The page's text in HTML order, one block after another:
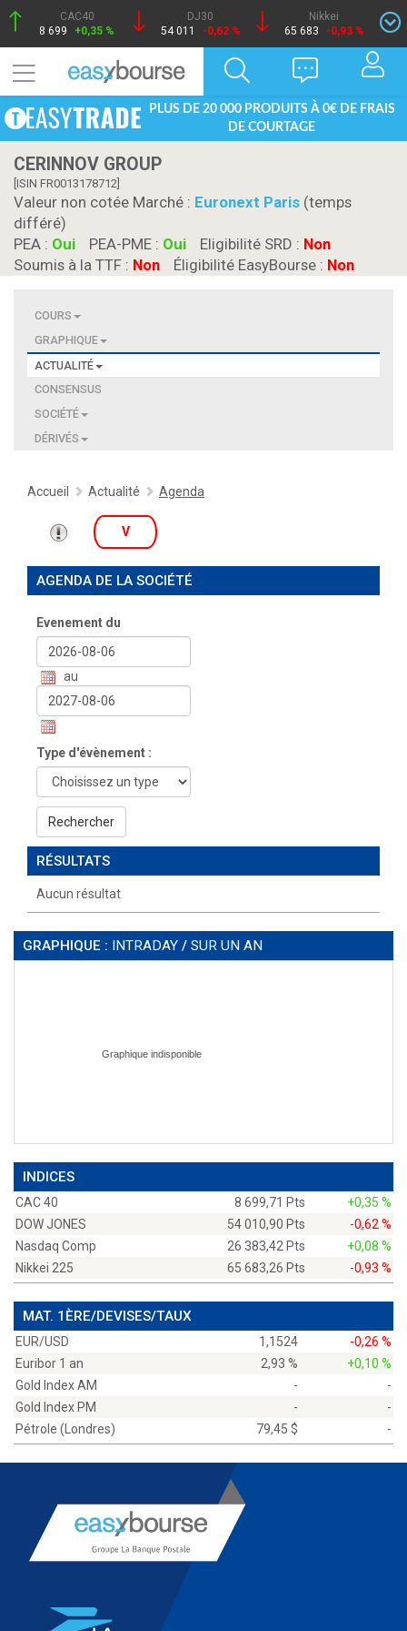
CAC40
8 699
+0,35 %
DJ30
54 011
-0,62 %
Nikkei
65 683
-0,93 %
PLUS DE 20 000 PRODUITS À 0€ DE FRAIS
DE COURTAGE
CERINNOV GROUP
[ISIN FR0013178712]
Valeur non cotée Marché : Euronext Paris (temps
différé)
PEA : Oui PEA-PME : Oui Eligibilité SRD : Non
Soumis à la TTF : Non Éligibilité EasyBourse : Non
COURS
GRAPHIQUE
ACTUALITÉ
CONSENSUS
SOCIÉTÉ
DÉRIVÉS
Accueil Actualité Agenda
V
AGENDA DE LA SOCIÉTÉ
Evenement du
au
Type d'évènement :
Rechercher
RÉSULTATS
Aucun résultat
GRAPHIQUE : INTRADAY / SUR UN AN
INDICES
CAC 40 8 699,71 Pts
+0,35 %
DOW JONES
54 010,90 Pts
-0,62 %
Nasdaq Comp
26 383,42 Pts
+0,08 %
Nikkei 225
65 683,26 Pts -0,93 %
MAT. 1ÈRE/DEVISES/TAUX
EUR/USD 1,1524
-0,26 %
Euribor 1 an
2,93 %
+0,10 %
Gold Index AM
-
-
Gold Index PM
-
-
Pétrole (Londres)
79,45 $ -